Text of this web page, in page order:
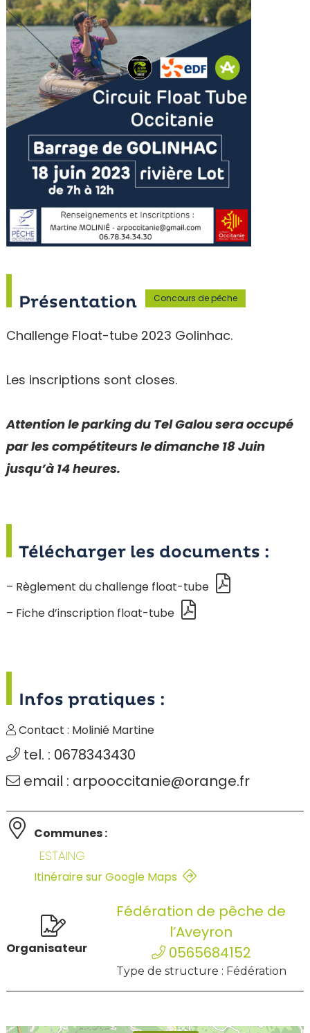
Présentation Concours de pêche
Challenge Float-tube 2023 Golinhac.
Les inscriptions sont closes.
Attention le parking du Tel Galou sera occupé
par les compétiteurs le dimanche 18 Juin
jusqu’à 14 heures.
Télécharger les documents :
– Règlement du challenge float-tube
– Fiche d’inscription float-tube
Infos pratiques :
Contact : Molinié Martine
tel. : 0678343430
email : arpooccitanie@orange.fr
Communes :
ESTAING
Itinéraire sur Google Maps
Organisateur
Fédération de pêche de
l’Aveyron
0565684152
Type de structure : Fédération